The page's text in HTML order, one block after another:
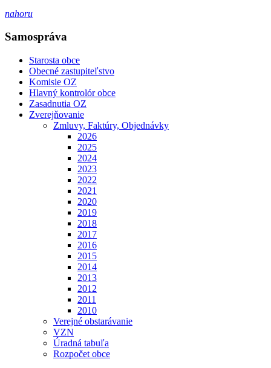
nahoru
Samospráva
Starosta obce
Obecné zastupiteľstvo
Komisie OZ
Hlavný kontrolór obce
Zasadnutia OZ
Zverejňovanie
Zmluvy, Faktúry, Objednávky
2026
2025
2024
2023
2022
2021
2020
2019
2018
2017
2016
2015
2014
2013
2012
2011
2010
Verejné obstarávanie
VZN
Úradná tabuľa
Rozpočet obce